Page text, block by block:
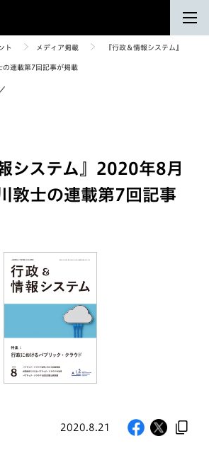
ト メディア掲載 『行政＆情報システム』
連載第7回記事が掲載
システム』2020年8月
敦士の連載第7回記事
2020.8.21